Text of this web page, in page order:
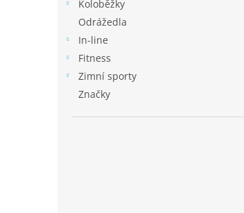
Koloběžky
Odrážedla
In-line
Fitness
Zimní sporty
Značky